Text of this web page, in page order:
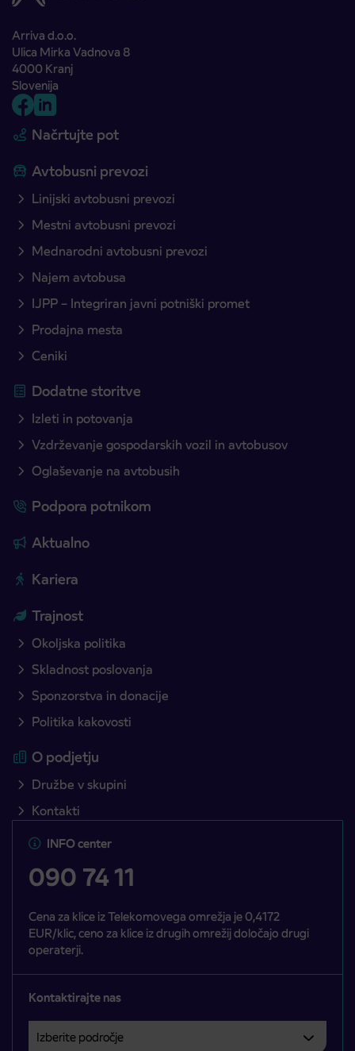
Arriva d.o.o.
Ulica Mirka Vadnova 8
4000 Kranj
Slovenija
Načrtujte pot
Avtobusni prevozi
Linijski avtobusni prevozi
Mestni avtobusni prevozi
Mednarodni avtobusni prevozi
Najem avtobusa
IJPP – Integriran javni potniški promet
Prodajna mesta
Ceniki
Dodatne storitve
Izleti in potovanja
Vzdrževanje gospodarskih vozil in avtobusov
Oglaševanje na avtobusih
Podpora potnikom
Aktualno
Kariera
Trajnost
Okoljska politika
Skladnost poslovanja
Sponzorstva in donacije
Politika kakovosti
O podjetju
Družbe v skupini
Kontakti
INFO center
090 74 11
Cena za klice iz Telekomovega omrežja je 0,4172
EUR/klic, ceno za klice iz drugih omrežij določajo drugi
operaterji.
Kontaktirajte nas
Izberite področje
Področje je obvezno izbrati.